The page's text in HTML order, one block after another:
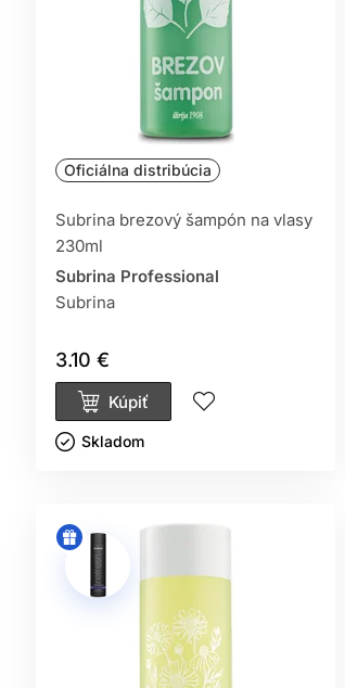
Oficiálna distribúcia
Subrina brezový šampón na vlasy
230ml
Subrina Professional
Subrina
3.10 €
Kúpiť
Skladom ㅤ